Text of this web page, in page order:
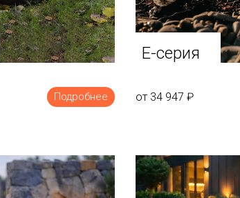
Подробнее
E-серия
от 34 947 ₽